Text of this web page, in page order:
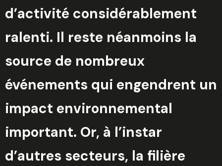
d’activité considérablement
ralenti. Il reste néanmoins la
source de nombreux
événements qui engendrent un
impact environnemental
important. Or, à l’instar
d’autres secteurs, la filière